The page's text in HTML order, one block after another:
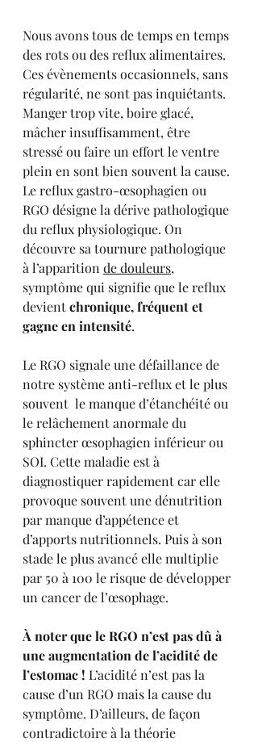
Nous avons tous de temps en temps
des rots ou des reflux alimentaires.
Ces évènements occasionnels, sans
régularité, ne sont pas inquiétants.
Manger trop vite, boire glacé,
mâcher insuffisamment, être
stressé ou faire un effort le ventre
plein en sont bien souvent la cause.
Le reflux gastro-œsophagien ou
RGO désigne la dérive pathologique
du reflux physiologique. On
découvre sa tournure pathologique
à l’apparition de douleurs,
symptôme qui signifie que le reflux
devient chronique, fréquent et
gagne en intensité.
Le RGO signale une défaillance de
notre système anti-reflux et le plus
souvent  le manque d’étanchéité ou
le relâchement anormale du
sphincter œsophagien inférieur ou
SOI. Cette maladie est à
diagnostiquer rapidement car elle
provoque souvent une dénutrition
par manque d’appétence et
d’apports nutritionnels. Puis à son
stade le plus avancé elle multiplie
par 50 à 100 le risque de développer
un cancer de l’œsophage.
À noter que le RGO n’est pas dû à
une augmentation de l’acidité de
l’estomac ! L’acidité n’est pas la
cause d’un RGO mais la cause du
symptôme. D’ailleurs, de façon
contradictoire à la théorie